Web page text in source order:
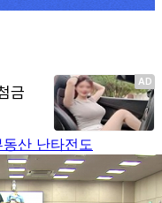
산 난타전도